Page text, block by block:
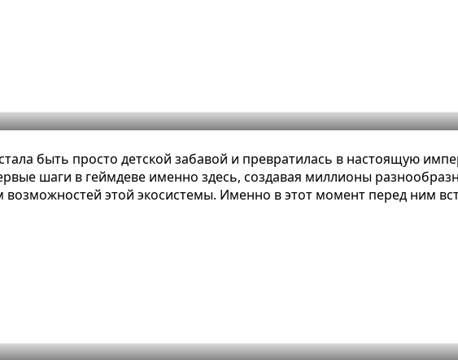
альтернативные способы создания игр
быть просто детской забавой и превратилась в настоящую
шаги в геймдеве именно здесь, создавая миллионы
возможностей этой экосистемы. Именно в этот момент перед ним
Texture Pack от стандартной версии в